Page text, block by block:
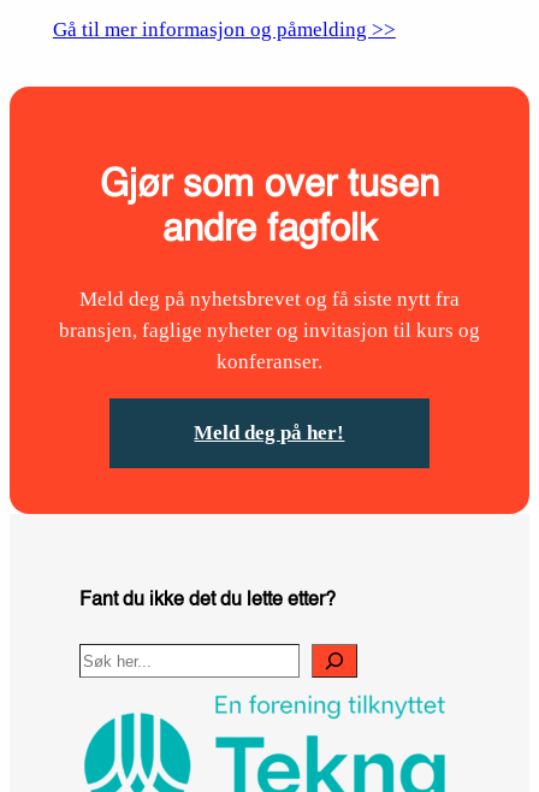
Gå til mer informasjon og påmelding >>
Gjør som over tusen
andre fagfolk
Meld deg på nyhetsbrevet og få siste nytt fra
bransjen, faglige nyheter og invitasjon til kurs og
konferanser.
Meld deg på her!
Fant du ikke det du lette etter?
Search